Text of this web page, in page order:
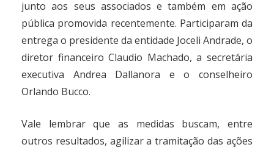
junto aos seus associados e também em ação
pública promovida recentemente. Participaram da
entrega o presidente da entidade Joceli Andrade, o
diretor financeiro Claudio Machado, a secretária
executiva Andrea Dallanora e o conselheiro
Orlando Bucco.
Vale lembrar que as medidas buscam, entre
outros resultados, agilizar a tramitação das ações